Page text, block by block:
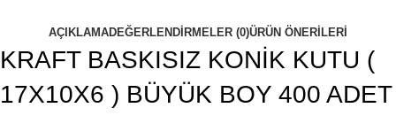
AÇIKLAMADEĞERLENDIRMELER (0)ÜRÜN ÖNERILERI
KRAFT BASKISIZ KONİK KUTU (
17X10X6 ) BÜYÜK BOY 400 ADET